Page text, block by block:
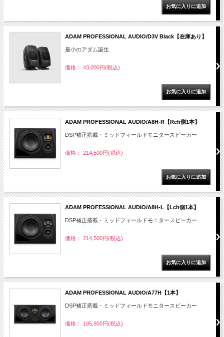
ADAM PROFESSIONAL AUDIO/D3V Black【在庫あり】
最小のアダム誕生
価格： 43,000円(税込)
ADAM PROFESSIONAL AUDIO/A8H-R【Rch側1本】
DSP補正搭載・ミッドフィールドモニタースピーカー
価格： 214,500円(税込)
ADAM PROFESSIONAL AUDIO/A8H-L【Lch側1本】
DSP補正搭載・ミッドフィールドモニタースピーカー
価格： 214,500円(税込)
ADAM PROFESSIONAL AUDIO/A77H【1本】
DSP補正搭載・ミッドフィールドモニタースピーカー
価格： 185,900円(税込)